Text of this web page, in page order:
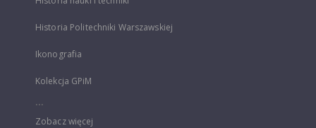
Historia Politechniki Warszawskiej
Ikonografia
Kolekcja GPiM
...
Zobacz więcej